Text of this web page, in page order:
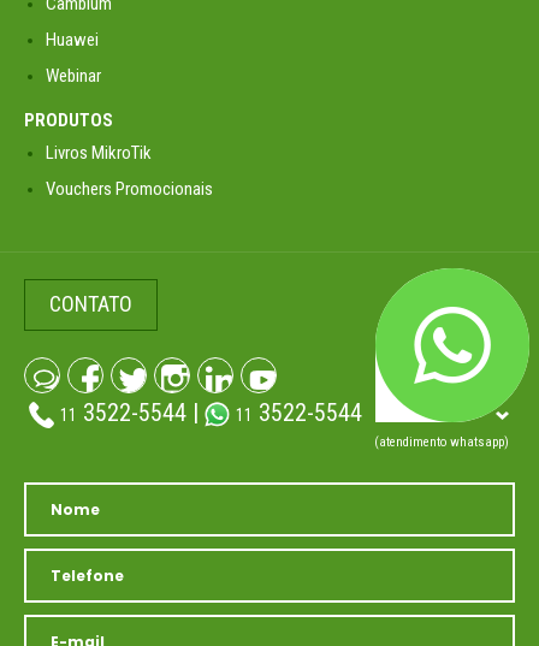
Huawei
Webinar
PRODUTOS
Livros MikroTik
Vouchers Promocionais
CONTATO
11 3522-5544 | 11 3522-5544
(atendimento whatsapp)